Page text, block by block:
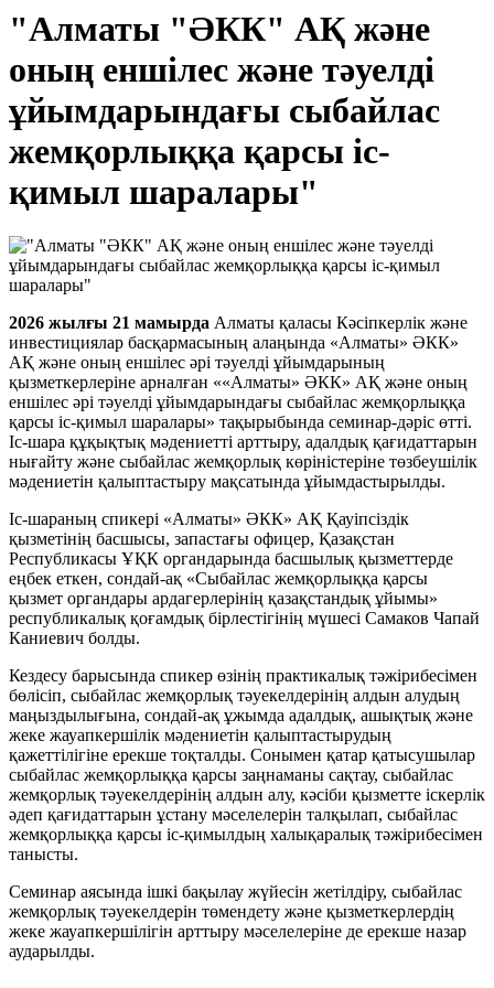
"Алматы "ӘКК" АҚ және
оның еншілес және тәуелді
ұйымдарындағы сыбайлас
жемқорлыққа қарсы іс-
қимыл шаралары"
2026 жылғы 21 мамырда Алматы қаласы Кәсіпкерлік және
инвестициялар басқармасының алаңында «Алматы» ӘКК»
АҚ және оның еншілес әрі тәуелді ұйымдарының
қызметкерлеріне арналған ««Алматы» ӘКК» АҚ және оның
еншілес әрі тәуелді ұйымдарындағы сыбайлас жемқорлыққа
қарсы іс-қимыл шаралары» тақырыбында семинар-дәріс өтті.
Іс-шара құқықтық мәдениетті арттыру, адалдық қағидаттарын
нығайту және сыбайлас жемқорлық көріністеріне төзбеушілік
мәдениетін қалыптастыру мақсатында ұйымдастырылды.
Іс-шараның спикері «Алматы» ӘКК» АҚ Қауіпсіздік
қызметінің басшысы, запастағы офицер, Қазақстан
Республикасы ҰҚК органдарында басшылық қызметтерде
еңбек еткен, сондай-ақ «Сыбайлас жемқорлыққа қарсы
қызмет органдары ардагерлерінің қазақстандық ұйымы»
республикалық қоғамдық бірлестігінің мүшесі Самаков Чапай
Каниевич болды.
Кездесу барысында спикер өзінің практикалық тәжірибесімен
бөлісіп, сыбайлас жемқорлық тәуекелдерінің алдын алудың
маңыздылығына, сондай-ақ ұжымда адалдық, ашықтық және
жеке жауапкершілік мәдениетін қалыптастырудың
қажеттілігіне ерекше тоқталды. Сонымен қатар қатысушылар
сыбайлас жемқорлыққа қарсы заңнаманы сақтау, сыбайлас
жемқорлық тәуекелдерінің алдын алу, кәсіби қызметте іскерлік
әдеп қағидаттарын ұстану мәселелерін талқылап, сыбайлас
жемқорлыққа қарсы іс-қимылдың халықаралық тәжірибесімен
танысты.
Семинар аясында ішкі бақылау жүйесін жетілдіру, сыбайлас
жемқорлық тәуекелдерін төмендету және қызметкерлердің
жеке жауапкершілігін арттыру мәселелеріне де ерекше назар
аударылды.